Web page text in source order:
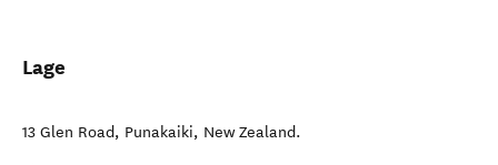
Lage
13 Glen Road, Punakaiki, New Zealand.